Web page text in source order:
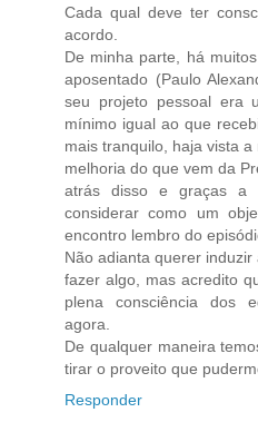
Cada qual deve ter
acordo.
De minha parte, há
aposentado (Paulo
seu projeto pessoal era
mínimo igual ao que
mais tranquilo, haja vista
melhoria do que vem da
atrás disso e graças a
considerar como um
encontro lembro do
Não adianta querer
fazer algo, mas acredito
plena consciência dos
agora.
De qualquer maneira
tirar o proveito que
Responder